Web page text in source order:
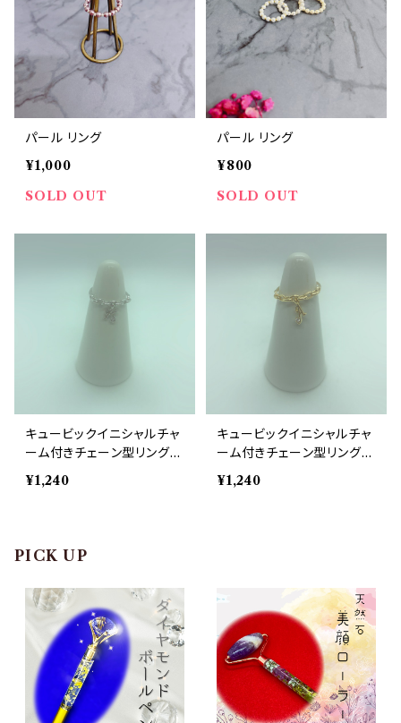
パール リング
¥1,000
SOLD OUT
パール リング
¥800
SOLD OUT
キュービックイニシャルチャ
ーム付きチェーン型リング
イニシャル 選べる 12号 ロ
ジウム
¥1,240
キュービックイニシャルチャ
ーム付きチェーン型リング
イニシャル 選べる 12号 ゴ
ールド
¥1,240
PICK UP